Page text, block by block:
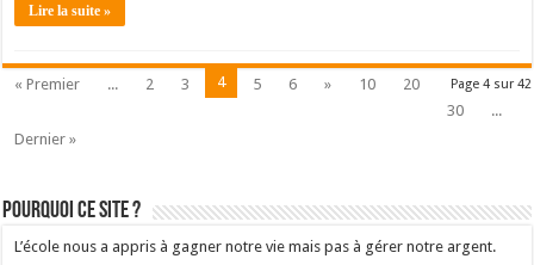
Lire la suite »
Page 4 sur 42
« Premier ... 2 3 4 5 6 » 10
20
30
...
Dernier »
Pourquoi ce site ?
L’école nous a appris à gagner notre vie mais pas à gérer notre argent.